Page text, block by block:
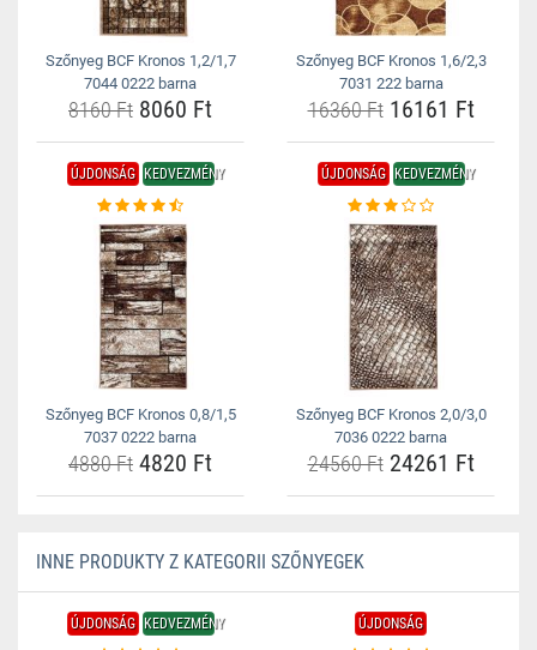
Szőnyeg BCF Kronos 1,2/1,7
7044 0222 barna
8160 Ft 8060 Ft
Szőnyeg BCF Kronos 1,6/2,3
7031 222 barna
16360 Ft16161 Ft
ÚJDONSÁG KEDVEZMÉNY
Szőnyeg BCF Kronos 0,8/1,5
7037 0222 barna
4880 Ft 4820 Ft
ÚJDONSÁG KEDVEZMÉNY
Szőnyeg BCF Kronos 2,0/3,0
7036 0222 barna
24560 Ft24261 Ft
INNE PRODUKTY Z KATEGORII SZŐNYEGEK
ÚJDONSÁG KEDVEZMÉNY ÚJDONSÁG